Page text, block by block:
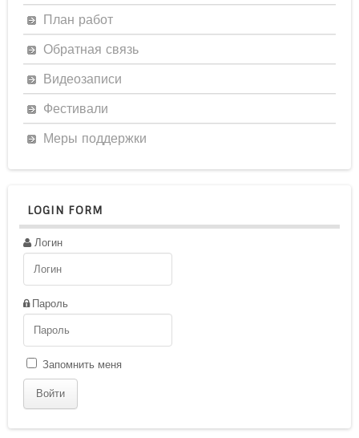
План работ
Обратная связь
Видеозаписи
Фестивали
Меры поддержки
LOGIN FORM
Логин
Пароль
Запомнить меня